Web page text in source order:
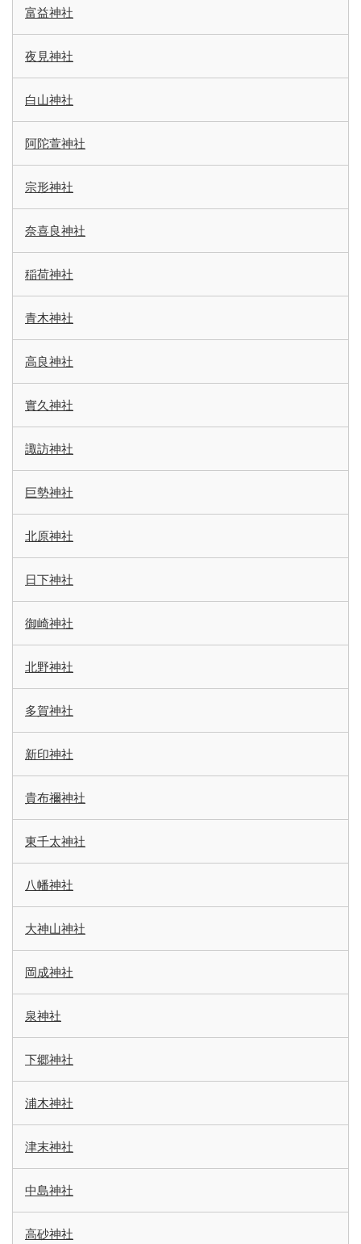
富益神社
夜見神社
白山神社
阿陀萱神社
宗形神社
奈喜良神社
稲荷神社
青木神社
高良神社
實久神社
諏訪神社
巨勢神社
北原神社
日下神社
御崎神社
北野神社
多賀神社
新印神社
貴布禰神社
東千太神社
八幡神社
大神山神社
岡成神社
泉神社
下郷神社
浦木神社
津末神社
中島神社
高砂神社